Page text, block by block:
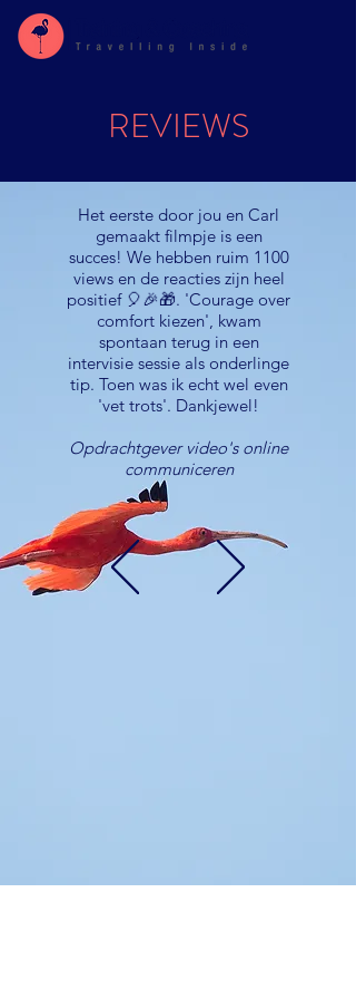
REVIEWS
Het eerste door jou en Carl
gemaakt filmpje is een
succes! We hebben ruim 1100
views en de reacties zijn heel
positief 🎈🎉🎁. 'Courage over
comfort kiezen', kwam
spontaan terug in een
intervisie sessie als onderlinge
tip. Toen was ik echt wel even
'vet trots'. Dankjewel!
Opdrachtgever video's online
communiceren